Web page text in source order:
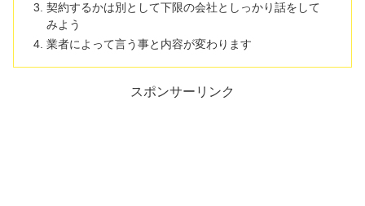
契約するかは別として下限の会社としっかり話をして
みよう
業者によって言う事と内容が変わります
スポンサーリンク